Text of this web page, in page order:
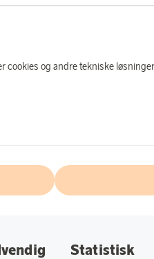
Koselig
cirka
OM
cookies og andre tekniske
Statistisk